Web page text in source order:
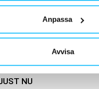
Anpassa
Avvisa
Gigger
2020-09-30
Ladda fler
NU